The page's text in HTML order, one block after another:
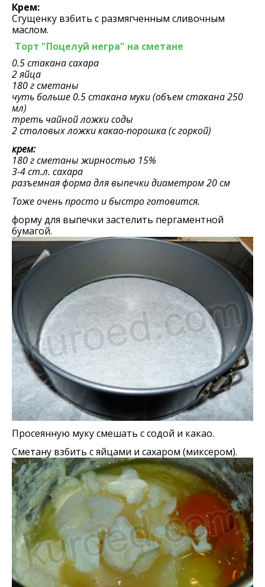
Крем:
Сгущенку взбить с размягченным сливочным
маслом.
Торт "Поцелуй негра" на сметане
0.5 стакана сахара
2 яйца
180 г сметаны
чуть больше 0.5 стакана муки (объем стакана 250
мл)
треть чайной ложки соды
2 столовых ложки какао-порошка (с горкой)
крем:
180 г сметаны жирностью 15%
3-4 ст.л. сахара
разъемная форма для выпечки диаметром 20 см
Тоже очень просто и быстро готовится.
форму для выпечки застелить пергаментной
бумагой.
Просеянную муку смешать с содой и какао.
Сметану взбить с яйцами и сахаром (миксером).